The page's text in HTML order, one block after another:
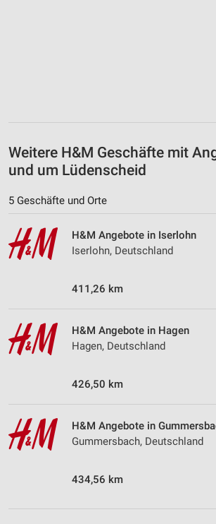
Weitere H&M Geschäfte mit
und um Lüdenscheid
5 Geschäfte und Orte
H&M Angebote in Iserlohn
Iserlohn, Deutschland
411,26 km
H&M Angebote in Hagen
Hagen, Deutschland
426,50 km
H&M Angebote in
Gummersbach, Deutschland
434,56 km